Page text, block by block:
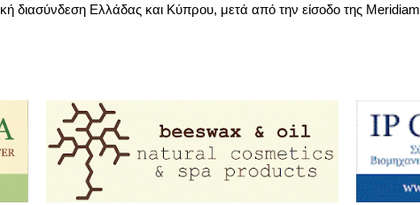
διασύνδεση Ελλάδας και Κύπρου, μετά από την είσοδο της